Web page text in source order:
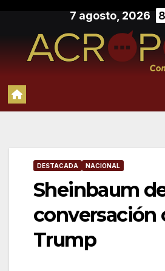
contenido
7 agosto, 2026
DESTACADA NACIONAL
Sheinbaum
conversación
Trump